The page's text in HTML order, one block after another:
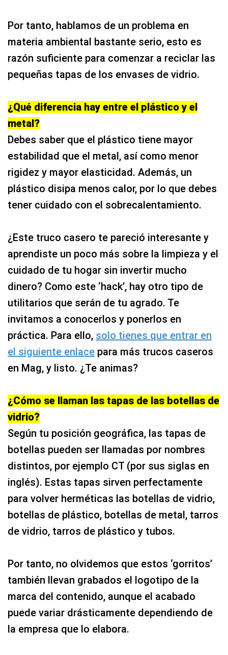
Por tanto, hablamos de un problema en
materia ambiental bastante serio, esto es
razón suficiente para comenzar a reciclar las
pequeñas tapas de los envases de vidrio.
¿Qué diferencia hay entre el plástico y el
metal?
Debes saber que el plástico tiene mayor
estabilidad que el metal, así como menor
rigidez y mayor elasticidad. Además, un
plástico disipa menos calor, por lo que debes
tener cuidado con el sobrecalentamiento.
¿Este truco casero te pareció interesante y
aprendiste un poco más sobre la limpieza y el
cuidado de tu hogar sin invertir mucho
dinero? Como este ‘hack’, hay otro tipo de
utilitarios que serán de tu agrado. Te
invitamos a conocerlos y ponerlos en
práctica. Para ello, solo tienes que entrar en
el siguiente enlace para más trucos caseros
en Mag, y listo. ¿Te animas?
¿Cómo se llaman las tapas de las botellas de
vidrio?
Según tu posición geográfica, las tapas de
botellas pueden ser llamadas por nombres
distintos, por ejemplo CT (por sus siglas en
inglés). Estas tapas sirven perfectamente
para volver herméticas las botellas de vidrio,
botellas de plástico, botellas de metal, tarros
de vidrio, tarros de plástico y tubos.
Por tanto, no olvidemos que estos ‘gorritos’
también llevan grabados el logotipo de la
marca del contenido, aunque el acabado
puede variar drásticamente dependiendo de
la empresa que lo elabora.